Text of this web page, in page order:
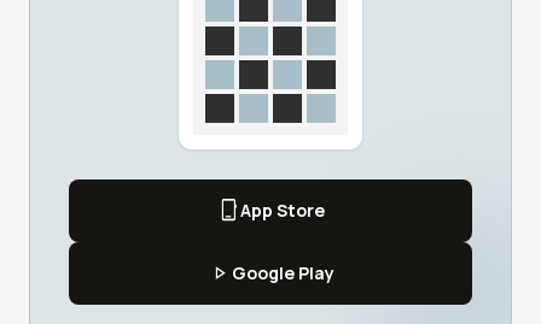
phone_iphoneApp Store
play_arrow Google Play